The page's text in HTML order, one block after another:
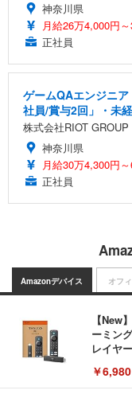
神奈川県
月給26万4,000円
正社員
ゲームQAエンジニ
社員/賞与2回」・未
株式会社RIOT GROUP
神奈川県
月給30万4,300円
正社員
Amazonデバイス
【New
ーミン
レイヤー
￥6,980
オフ